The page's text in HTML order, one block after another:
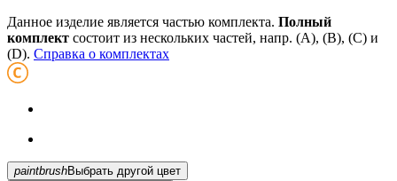
Данное изделие является частью комплекта. Полный
комплект состоит из нескольких частей, напр. (А), (B), (С) и
(D). Справка о комплектах
paintbrush
Выбрать другой цвет